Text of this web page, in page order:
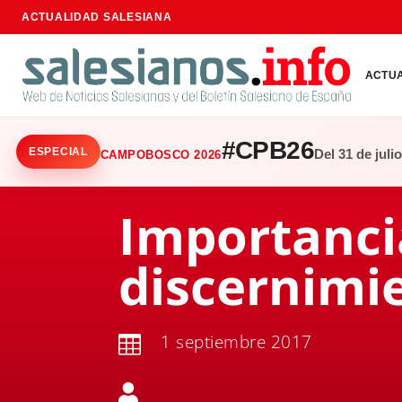
ACTUALIDAD SALESIANA
ESPECIAL CAMPOBOSCO 2026#CPB26Del 31 de
 1 septiembre 2017
